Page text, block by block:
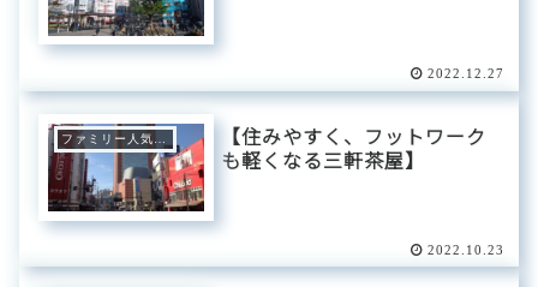
2022.12.27
【住みやすく、フットワーク
も軽くなる三軒茶屋】
2022.10.23